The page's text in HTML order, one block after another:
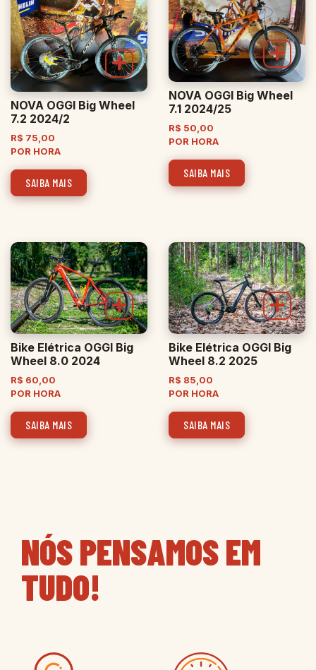
NOVA OGGI Big Wheel
7.2 2024/2
R$ 75,00
POR HORA
SAIBA MAIS
NOVA OGGI Big Wheel
7.1 2024/25
R$ 50,00
POR HORA
SAIBA MAIS
Bike Elétrica OGGI Big
Wheel 8.0 2024
R$ 60,00
POR HORA
SAIBA MAIS
Bike Elétrica OGGI Big
Wheel 8.2 2025
R$ 85,00
POR HORA
SAIBA MAIS
NÓS PENSAMOS EM
TUDO!